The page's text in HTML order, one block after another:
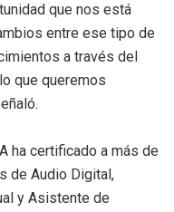
que nos está
entre ese tipo de
a través del
que queremos
ha certificado a más de
de Audio Digital,
y Asistente de